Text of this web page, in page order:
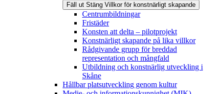
Fäll ut Stäng Villkor för konstnärligt skapande
Centrumbildningar
Fristäder
Konsten att delta – pilotprojekt
Konstnärligt skapande på lika villkor
Rådgivande grupp för breddad
representation och mångfald
Utbildning och konstnärlig utveckling i
Skåne
Hållbar platsutveckling genom kultur